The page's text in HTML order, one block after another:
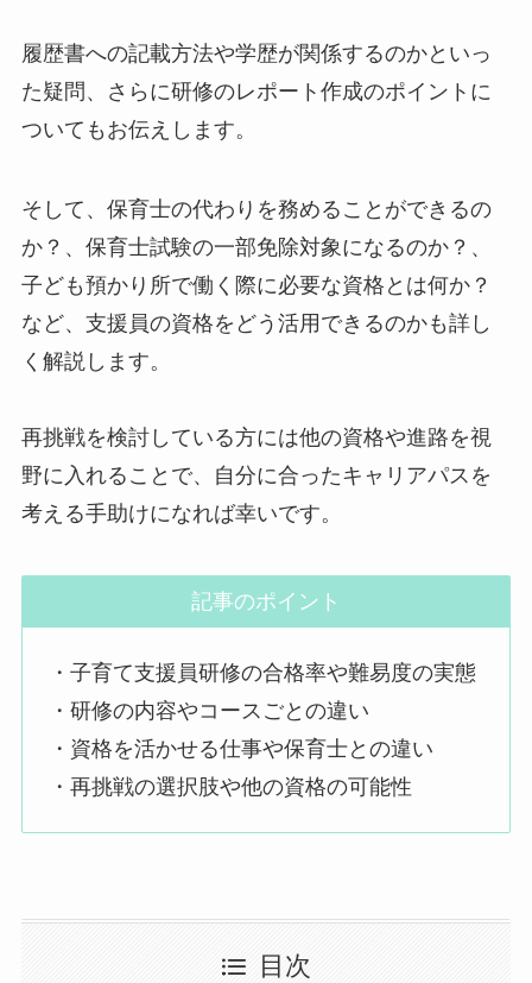
履歴書への記載方法や学歴が関係するのかといっ
た疑問、さらに研修のレポート作成のポイントに
ついてもお伝えします。
そして、保育士の代わりを務めることができるの
か？、保育士試験の一部免除対象になるのか？、
子ども預かり所で働く際に必要な資格とは何か？
など、支援員の資格をどう活用できるのかも詳し
く解説します。
再挑戦を検討している方には他の資格や進路を視
野に入れることで、自分に合ったキャリアパスを
考える手助けになれば幸いです。
記事のポイント
・子育て支援員研修の合格率や難易度の実態
・研修の内容やコースごとの違い
・資格を活かせる仕事や保育士との違い
・再挑戦の選択肢や他の資格の可能性
目次